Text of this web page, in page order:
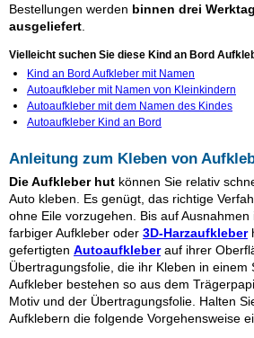
Bestellungen werden binnen drei
ausgeliefert
Vielleicht suchen Sie diese Kind an Bord
Kind an Bord Aufkleber mit Namen
Autoaufkleber mit Namen von Kleinkindern
Autoaufkleber mit dem Namen des Kindes
Autoaufkleber Kind an Bord
Anleitung zum Kleben von
Die Aufkleber hut können Sie relativ
Auto kleben. Es genügt, das richtige
ohne Eile vorzugehen. Bis auf
farbiger Aufkleber oder 3D-Harzaufkleber
gefertigten Autoaufkleberauf ihrer
Übertragungsfolie, die ihr Kleben in einem
Aufkleber bestehen so aus dem
Motiv und der Übertragungsfolie. Halten
Aufklebern die folgende Vorgehensweise